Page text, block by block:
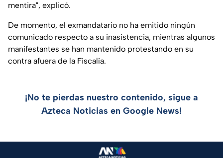
mentira", explicó.
De momento, el exmandatario no ha emitido ningún
comunicado respecto a su inasistencia, mientras algunos
manifestantes se han mantenido protestando en su
contra afuera de la Fiscalía.
¡No te pierdas nuestro contenido, sigue a
Azteca Noticias en Google News!